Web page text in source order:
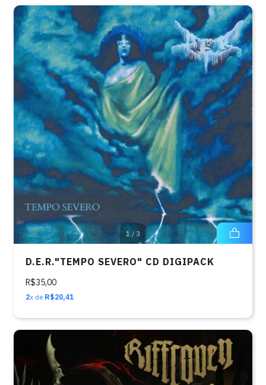
1 / 3
D.E.R."TEMPO SEVERO" CD DIGIPACK
R$35,00
2x de R$20,41